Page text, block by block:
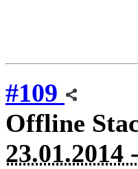
#109
Offline
23.01.2014